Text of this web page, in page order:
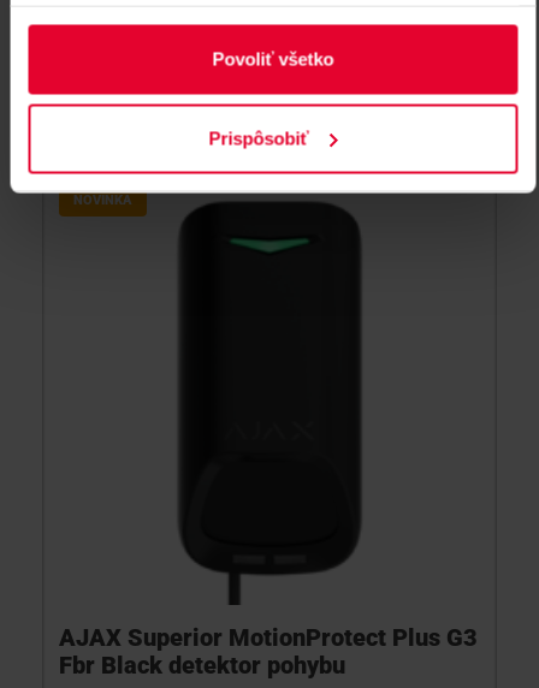
Povoliť všetko
Prispôsobiť
AJAX Internal battery RB (6.4V/78Ah)
Balenie 78 nabíjateľných LiFePO4 batérií na inštaláciu do
NOVINKA
AJAX Superior MotionProtect Plus G3
Fbr Black detektor pohybu